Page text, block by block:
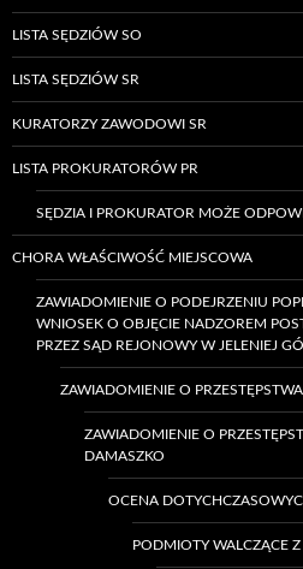
LISTA SĘDZIÓW SO
LISTA SĘDZIÓW SR
KURATORZY ZAWODOWI SR
LISTA PROKURATORÓW PR
SĘDZIA I PROKURATOR MOŻE
CHORA WŁAŚCIWOŚĆ MIEJSCOWA
ZAWIADOMIENIE O PODEJRZENIU
WNIOSEK O OBJĘCIE NADZOREM
PRZEZ SĄD REJONOWY W JELENIEJ
ZAWIADOMIENIE O
ZAWIADOMIENIE O
DAMASZKO
OCENA
PODMIOTY WALCZĄCE